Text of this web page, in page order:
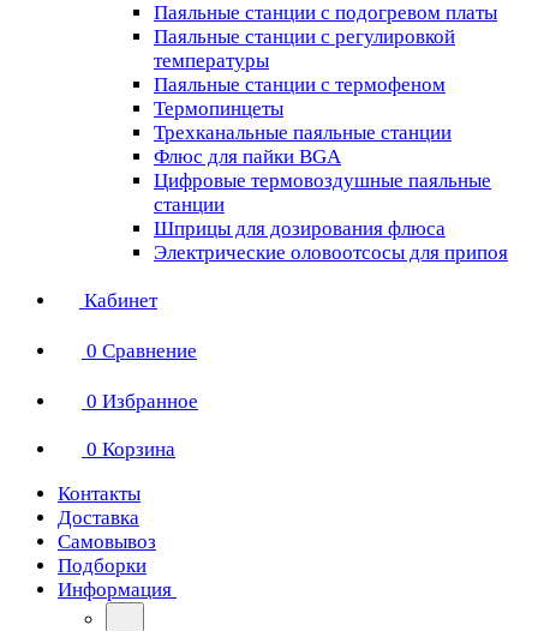
Паяльные станции с подогревом платы
Паяльные станции с регулировкой
температуры
Паяльные станции с термофеном
Термопинцеты
Трехканальные паяльные станции
Флюс для пайки BGA
Цифровые термовоздушные паяльные
станции
Шприцы для дозирования флюса
Электрические оловоотсосы для припоя
Кабинет
0 Сравнение
0 Избранное
0 Корзина
Контакты
Доставка
Самовывоз
Подборки
Информация